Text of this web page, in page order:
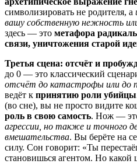
символизировать не родителя, а
вашу собственную нежность
здесь — это метафора
связи, уничтожения старой
Третья сцена: отсчёт и
до 0 — это классический
отсчёт до катастрофы или до
ведёт к принятию роли убийцы
(во сне), вы не просто видите
роль в свою самость. Нож —
агрессии, но также и точного
вмешательства. Вы берёте на
силу. Сон говорит: «Ты
становишься агентом. Но какой